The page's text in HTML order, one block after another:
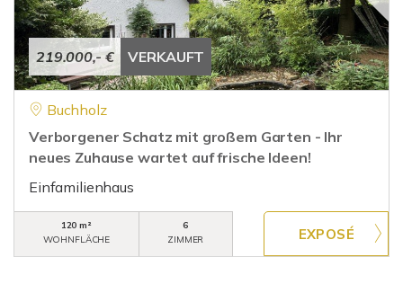
219.000,- € VERKAUFT
Buchholz
Verborgener Schatz mit großem Garten - Ihr
neues Zuhause wartet auf frische Ideen!
Einfamilienhaus
120 m²
WOHNFLÄCHE
6
ZIMMER